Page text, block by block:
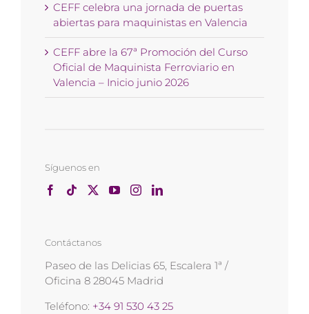
CEFF celebra una jornada de puertas
abiertas para maquinistas en Valencia
CEFF abre la 67ª Promoción del Curso
Oficial de Maquinista Ferroviario en
Valencia – Inicio junio 2026
Síguenos en
Contáctanos
Paseo de las Delicias 65, Escalera 1ª /
Oficina 8 28045 Madrid
Teléfono: +34 91 530 43 25